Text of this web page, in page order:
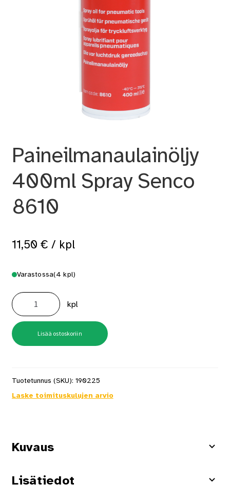
Paineilmanaulainöljy
400ml Spray Senco
8610
11,50 € / kpl
Varastossa(4 kpl)
Paineilmanaulainöljy
400ml
Spray
Senco
8610
määrä
kpl
Lisää ostoskoriin
Tuotetunnus (SKU): 190225
Laske toimituskulujen arvio
Kuvaus
Lisätiedot